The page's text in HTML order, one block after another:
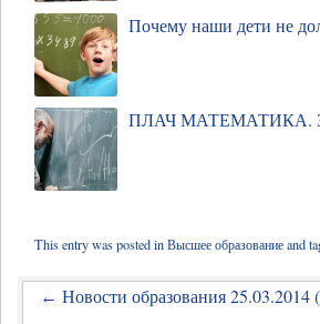
Почему наши дети не
ПЛАЧ МАТЕМАТИКА.
This entry was posted inВысшее образованиеand
← Новости образования